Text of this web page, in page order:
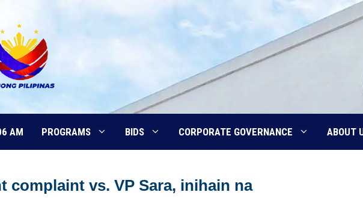
AM PROGRAMS BIDS CORPORATE GOVERNANCE ABOUT
complaint vs. VP Sara, inihain na